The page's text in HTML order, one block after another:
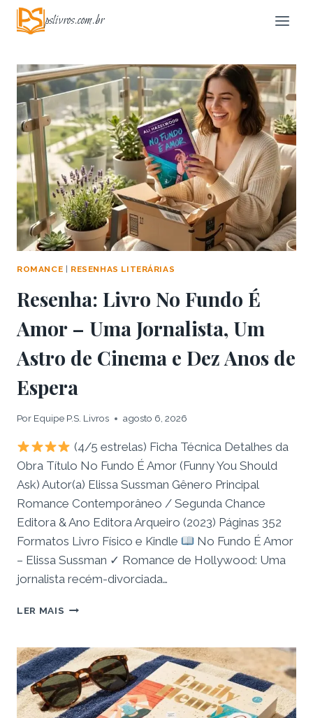
Pular
para
Conteúdo
pslivros.com.br
ROMANCE | RESENHAS LITERÁRIAS
Resenha: Livro No Fundo É
Amor – Uma Jornalista, Um
Astro de Cinema e Dez Anos de
Espera
Por Equipe P.S. Livros agosto 6, 2026
(4/5 estrelas) Ficha Técnica Detalhes da
Obra Título No Fundo É Amor (Funny You Should
Ask) Autor(a) Elissa Sussman Gênero Principal
Romance Contemporâneo / Segunda Chance
Editora & Ano Editora Arqueiro (2023) Páginas 352
Formatos Livro Físico e Kindle
No Fundo É Amor
– Elissa Sussman ✓ Romance de Hollywood: Uma
jornalista recém-divorciada…
LER MAIS RESENHA:
FUNDO
É
AMOR
–
UMA